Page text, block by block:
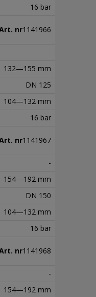
16 bar
nr1141966
-
132—155 mm
DN 125
104—132 mm
16 bar
nr1141967
-
154—192 mm
DN 150
104—132 mm
16 bar
nr1141968
-
154—192 mm